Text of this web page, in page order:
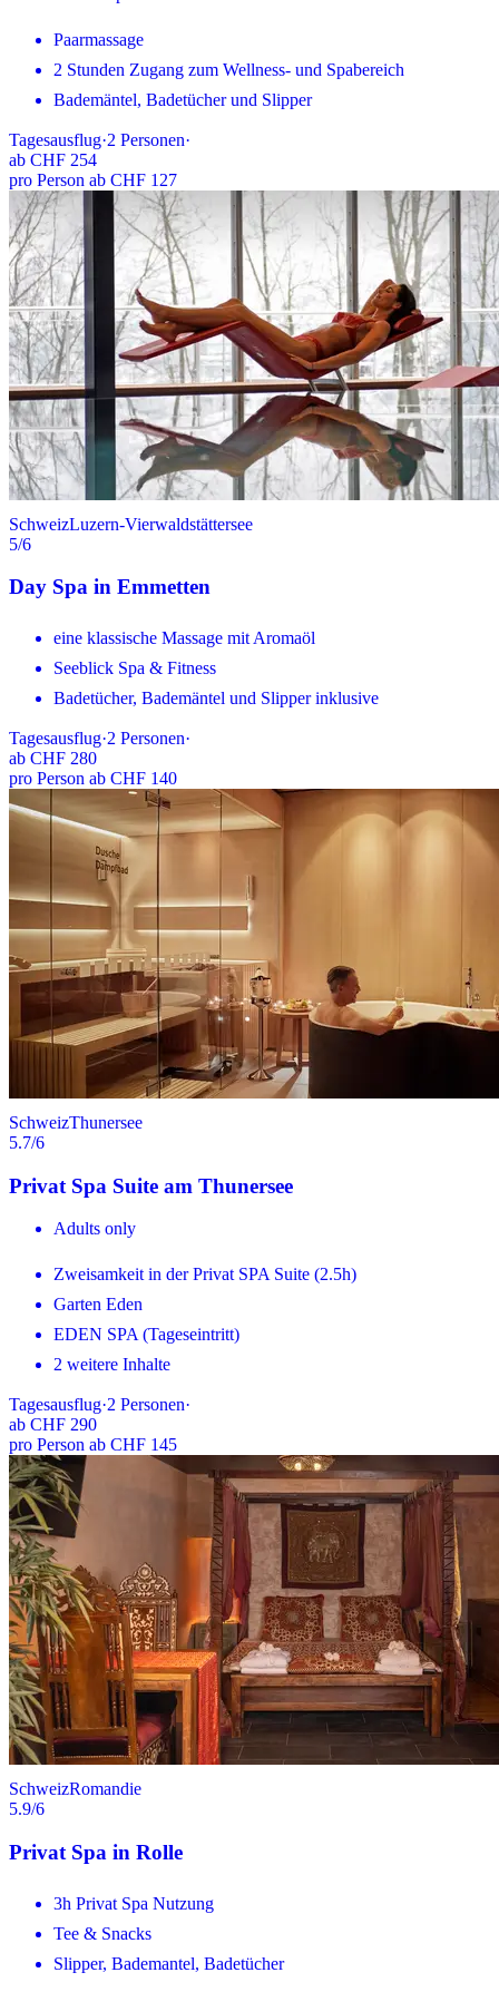
Paarmassage
2 Stunden Zugang zum Wellness- und Spabereich
Bademäntel, Badetücher und Slipper
Tagesausflug·2 Personen·
ab CHF 254
pro Person ab CHF 127
SchweizLuzern-Vierwaldstättersee
5/6
Day Spa in Emmetten
eine klassische Massage mit Aromaöl
Seeblick Spa & Fitness
Badetücher, Bademäntel und Slipper inklusive
Tagesausflug·2 Personen·
ab CHF 280
pro Person ab CHF 140
SchweizThunersee
5.7/6
Privat Spa Suite am Thunersee
Adults only
Zweisamkeit in der Privat SPA Suite (2.5h)
Garten Eden
EDEN SPA (Tageseintritt)
2 weitere Inhalte
Tagesausflug·2 Personen·
ab CHF 290
pro Person ab CHF 145
SchweizRomandie
5.9/6
Privat Spa in Rolle
3h Privat Spa Nutzung
Tee & Snacks
Slipper, Bademantel, Badetücher